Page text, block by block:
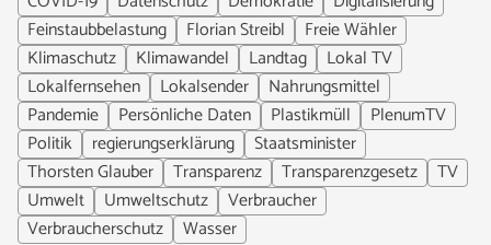
Feinstaubbelastung
Florian Streibl
Freie Wähler
Klimaschutz
Klimawandel Landtag
Lokal TV
Lokalfernsehen
Lokalsender
Nahrungsmittel
Pandemie
Persönliche Daten Plastikmüll
PlenumTV
Politik
regierungserklärung
Staatsminister
Thorsten Glauber
Transparenz Transparenzgesetz
TV
Umwelt
Umweltschutz
Verbraucher
Verbraucherschutz
Wasser